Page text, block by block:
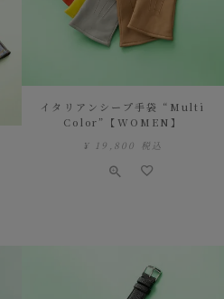
イタリアンシープ手袋 “Multi
Color”【WOMEN】
¥ 19,800 税込